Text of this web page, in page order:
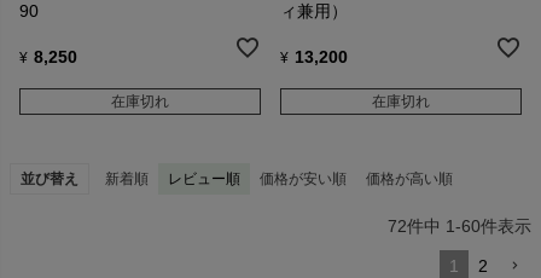
90
¥ 8,250
在庫切れ
ィ兼用）
¥ 13,200
在庫切れ
並び替え 新着順 レビュー順 価格が安い順 価格が高い順
72件中 1-60件表示
1 2